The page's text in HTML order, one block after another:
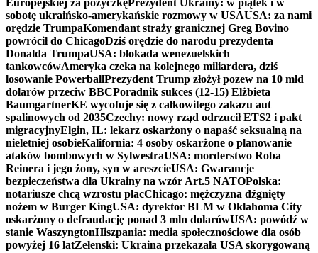
sobotę ukraińsko-amerykańskie rozmowy w USAUSA: za nami
orędzie TrumpaKomendant straży granicznej Greg Bovino
powrócił do ChicagoDziś orędzie do narodu prezydenta
Donalda TrumpaUSA: blokada wenezuelskich
tankowcówAmeryka czeka na kolejnego miliardera, dziś
losowanie PowerballPrezydent Trump złożył pozew na 10 mld
dolarów przeciw BBCPoradnik sukces (12-15) Elżbieta
BaumgartnerKE wycofuje się z całkowitego zakazu aut
spalinowych od 2035Czechy: nowy rząd odrzucił ETS2 i pakt
migracyjnyElgin, IL: lekarz oskarżony o napaść seksualną na
nieletniej osobieKalifornia: 4 osoby oskarżone o planowanie
ataków bombowych w SylwestraUSA: morderstwo Roba
Reinera i jego żony, syn w areszcieUSA: Gwarancje
bezpieczeństwa dla Ukrainy na wzór Art.5 NATOPolska:
notariusze chcą wzrostu płacChicago: mężczyzna dźgnięty
nożem w Burger KingUSA: dyrektor BLM w Oklahoma City
oskarżony o defraudację ponad 3 mln dolarówUSA: powódź w
stanie WaszyngtonHiszpania: media społecznościowe dla osób
powyżej 16 latZełenski: Ukraina przekazała USA skorygowaną